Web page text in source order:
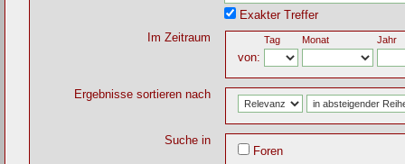
Exakter Treffer
Im Zeitraum
von:
Tag Monat Jahr
Ergebnisse sortieren nach
Suche in
Foren